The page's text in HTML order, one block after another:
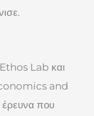
Ethos Lab και
and
που